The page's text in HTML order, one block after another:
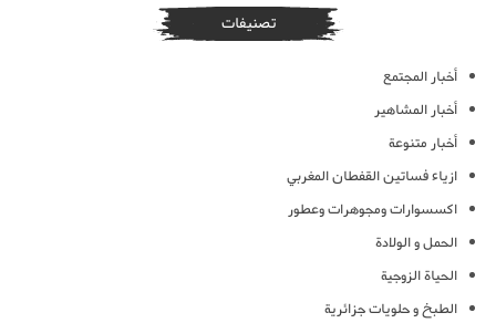
تصنيفات
أخبار المجتمع
أخبار المشاهير
أخبار متنوعة
ازياء فساتين القفطان المغربي
اكسسوارات ومجوهرات وعطور
الحمل و الولادة
الحياة الزوجية
الطبخ و حلويات جزائرية